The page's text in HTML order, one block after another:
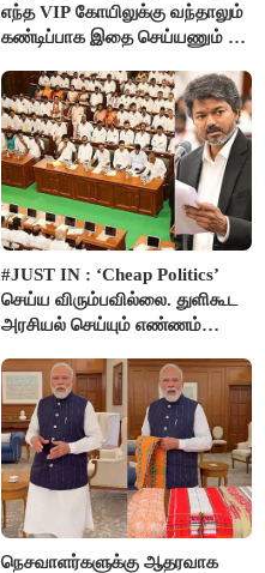
எந்த VIP கோயிலுக்கு வந்தாலும்
கண்டிப்பாக இதை செய்யணும் -
#JUST IN : ‘Cheap Politics’
செய்ய விரும்பவில்லை. துளிகூட
அரசியல் செய்யும் எண்ணம்
விஜய் பதில்!
நெசவாளர்களுக்கு ஆதரவாக